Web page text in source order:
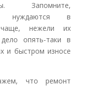
Запомните,
нуждаются в
чаще, нежели их
опять-таки в
и быстром износе
что ремонт